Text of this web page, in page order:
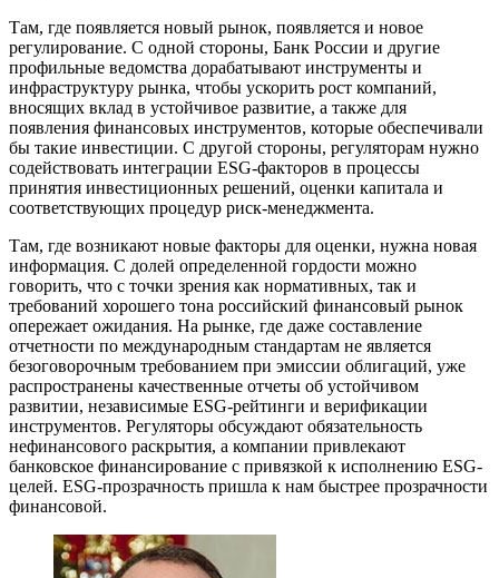
Там, где появляется новый рынок, появляется и новое
регулирование. С одной стороны, Банк России и другие
профильные ведомства дорабатывают инструменты и
инфраструктуру рынка, чтобы ускорить рост компаний,
вносящих вклад в устойчивое развитие, а также для
появления финансовых инструментов, которые обеспечивали
бы такие инвестиции. С другой стороны, регуляторам нужно
содействовать интеграции ESG-факторов в процессы
принятия инвестиционных решений, оценки капитала и
соответствующих процедур риск-менеджмента.
Там, где возникают новые факторы для оценки, нужна новая
информация. С долей определенной гордости можно
говорить, что с точки зрения как нормативных, так и
требований хорошего тона российский финансовый рынок
опережает ожидания. На рынке, где даже составление
отчетности по международным стандартам не является
безоговорочным требованием при эмиссии облигаций, уже
распространены качественные отчеты об устойчивом
развитии, независимые ESG-рейтинги и верификации
инструментов. Регуляторы обсуждают обязательность
нефинансового раскрытия, а компании привлекают
банковское финансирование с привязкой к исполнению ESG-
целей. ESG-прозрачность пришла к нам быстрее прозрачности
финансовой.